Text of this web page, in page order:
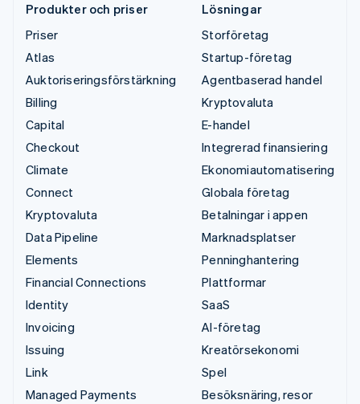
Produkter och priser
Priser
Atlas
Auktoriseringsförstärkning
Billing
Capital
Checkout
Climate
Connect
Kryptovaluta
Data Pipeline
Elements
Financial Connections
Identity
Invoicing
Issuing
Link
Managed Payments
Lösningar
Storföretag
Startup-företag
Agentbaserad handel
Kryptovaluta
E-handel
Integrerad finansiering
Ekonomiautomatisering
Globala företag
Betalningar i appen
Marknadsplatser
Penninghantering
Plattformar
SaaS
AI-företag
Kreatörsekonomi
Spel
Besöksnäring, resor